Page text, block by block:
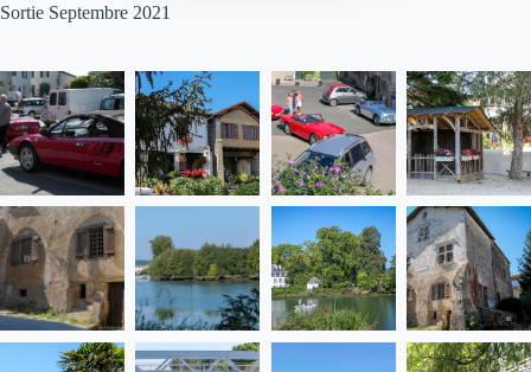
Sortie Septembre 2021